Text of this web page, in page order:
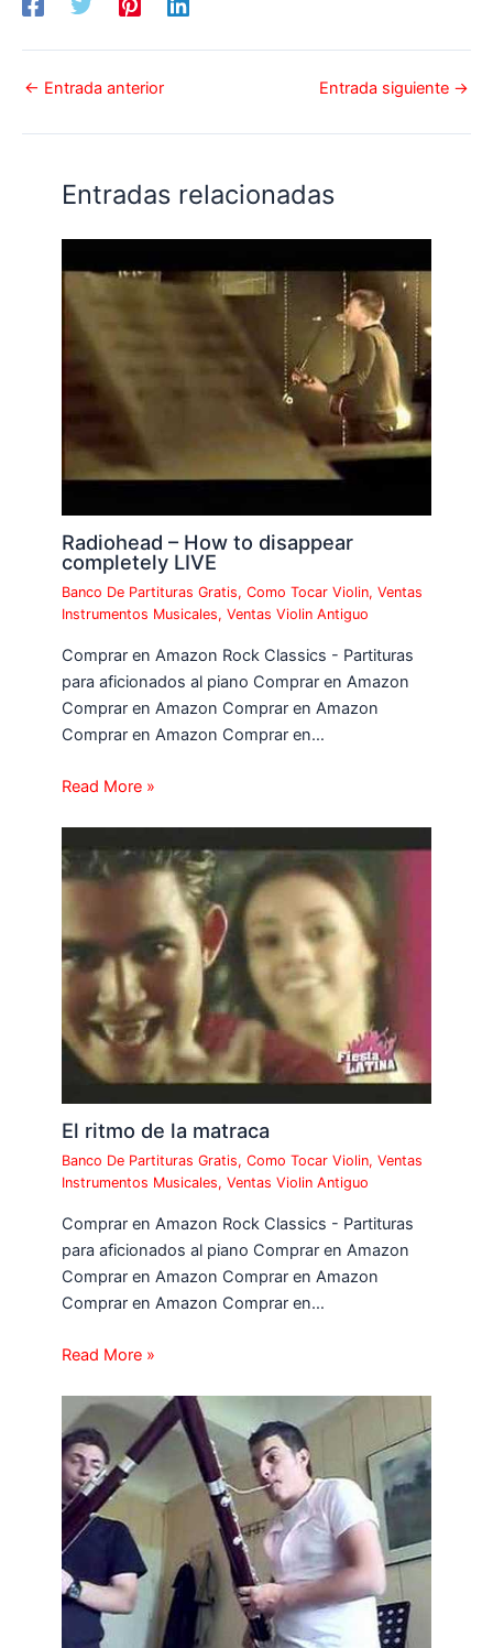
← Entrada anterior Entrada siguiente →
Entradas relacionadas
Radiohead – How to disappear
completely LIVE
Banco De Partituras Gratis,Como Tocar Violin,Ventas
Instrumentos Musicales,Ventas Violin Antiguo
Comprar en Amazon Rock Classics - Partituras
para aficionados al piano Comprar en Amazon
Comprar en Amazon Comprar en Amazon
Comprar en Amazon Comprar en…
Read More »
El ritmo de la matraca
Banco De Partituras Gratis,Como Tocar Violin,Ventas
Instrumentos Musicales,Ventas Violin Antiguo
Comprar en Amazon Rock Classics - Partituras
para aficionados al piano Comprar en Amazon
Comprar en Amazon Comprar en Amazon
Comprar en Amazon Comprar en…
Read More »